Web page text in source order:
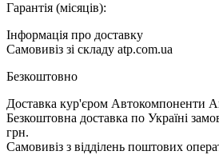
Гарантія (місяців):
Інформація про доставку
Самовивіз зі складу atp.com.ua
Безкоштовно
Доставка кур'єром Автокомпоненти
Безкоштовна доставка по Україні
грн.
Самовивіз з відділень поштових